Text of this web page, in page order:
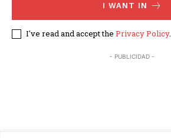
I WANT IN
I've read and accept the Privacy Policy.
- PUBLICIDAD -